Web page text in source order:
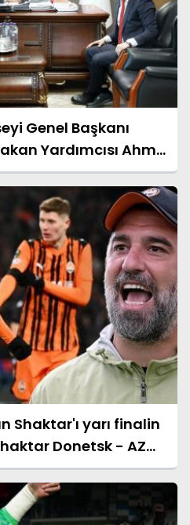
Genel Başkanı
Yardımcısı Ahmet
Shaktar'ı yarı finalin
Donetsk - AZ
3-0 (UEFA